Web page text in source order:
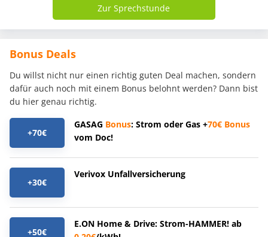
Zur Sprechstunde
Bonus Deals
Du willst nicht nur einen richtig guten Deal machen, sondern
dafür auch noch mit einem Bonus belohnt werden? Dann bist
du hier genau richtig.
+70€
GASAG Bonus: Strom oder Gas +70€ Bonus
vom Doc!
+30€
Verivox Unfallversicherung
+50€
E.ON Home & Drive: Strom-HAMMER! ab